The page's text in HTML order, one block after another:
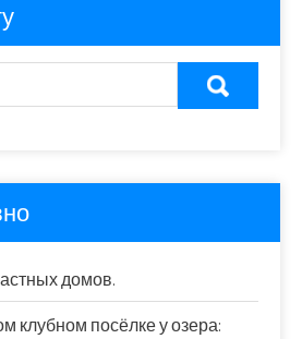
домов.
клубном посёлке у озера: